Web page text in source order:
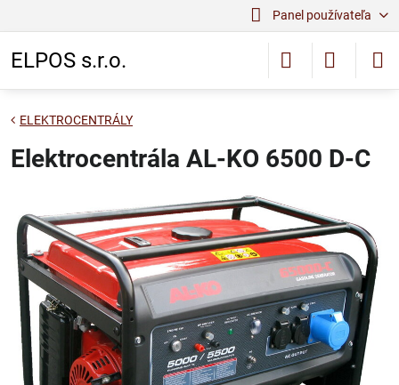
Panel používateľa
ELPOS s.r.o.
ELEKTROCENTRÁLY
Elektrocentrála AL-KO 6500 D-C